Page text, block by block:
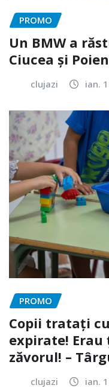
PROMO
Un BMW a
Ciucea și
clujazi ian.
PROMO
Copii tratați
expirate!
zăvorul! –
clujazi ian.